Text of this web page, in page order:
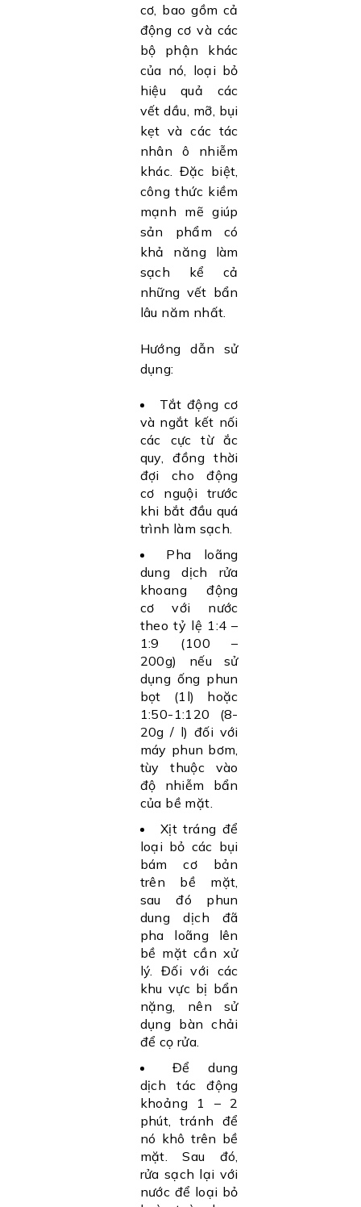
cơ, bao gồm cả
động cơ và các
bộ phận khác
của nó, loại bỏ
hiệu quả các
vết dầu, mỡ, bụi
kẹt và các tác
nhân ô nhiễm
khác. Đặc biệt,
công thức kiềm
mạnh mẽ giúp
sản phẩm có
khả năng làm
sạch kể cả
những vết bẩn
lâu năm nhất.
Hướng dẫn sử
dụng:
Tắt động cơ
và ngắt kết nối
các cực từ ắc
quy, đồng thời
đợi cho động
cơ nguội trước
khi bắt đầu quá
trình làm sạch.
Pha loãng
dung dịch rửa
khoang động
cơ với nước
theo tỷ lệ 1:4 –
1:9 (100 –
200g) nếu sử
dụng ống phun
bọt (1l) hoặc
1:50-1:120 (8-
20g / l) đối với
máy phun bơm,
tùy thuộc vào
độ nhiễm bẩn
của bề mặt.
Xịt tráng để
loại bỏ các bụi
bám cơ bản
trên bề mặt,
sau đó phun
dung dịch đã
pha loãng lên
bề mặt cần xử
lý. Đối với các
khu vực bị bẩn
nặng, nên sử
dụng bàn chải
để cọ rửa.
Để dung
dịch tác động
khoảng 1 – 2
phút, tránh để
nó khô trên bề
mặt. Sau đó,
rửa sạch lại với
nước để loại bỏ